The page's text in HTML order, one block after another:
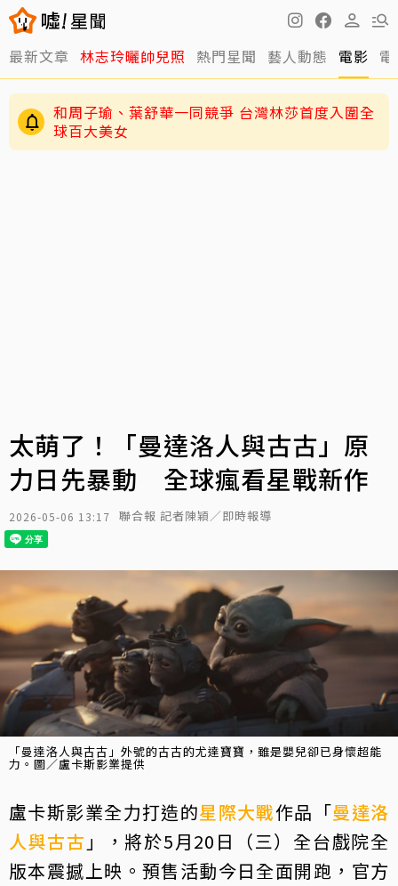
最新文章 林志玲曬帥兒照 熱門星聞 藝人動態 電影
和周子瑜、葉舒華一同競爭 台灣林莎首度入圍全
球百大美女
太萌了！「曼達洛人與古古」原
力日先暴動 全球瘋看星戰新作
2026-05-06 13:17 聯合報 記者陳穎／即時報導
「曼達洛人與古古」外號的古古的尤達寶寶，雖是嬰兒卻已身懷超能
力。圖／盧卡斯影業提供
盧卡斯影業全力打造的星際大戰作品「曼達洛
人與古古 」，將於5月20日（三）全台戲院全
版本震撼上映。預售活動今日全面開跑，官方